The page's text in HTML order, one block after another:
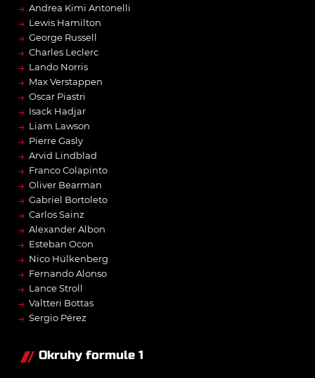
→ Andrea Kimi Antonelli
→ Lewis Hamilton
→ George Russell
→ Charles Leclerc
→ Lando Norris
→ Max Verstappen
→ Oscar Piastri
→ Isack Hadjar
→ Liam Lawson
→ Pierre Gasly
→ Arvid Lindblad
→ Franco Colapinto
→ Oliver Bearman
→ Gabriel Bortoleto
→ Carlos Sainz
→ Alexander Albon
→ Esteban Ocon
→ Nico Hülkenberg
→ Fernando Alonso
→ Lance Stroll
→ Valtteri Bottas
→ Sergio Pérez
Okruhy formule 1